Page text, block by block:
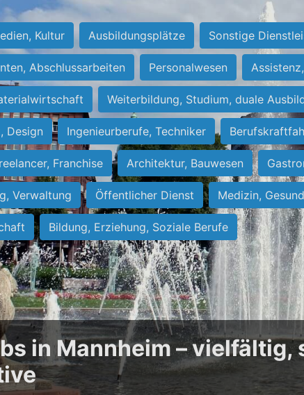
Kultur Ausbildungsplätze Sonstige
Abschlussarbeiten Personalwesen
Weiterbildung, Studium, duale
Design Ingenieurberufe, Techniker
Franchise Architektur, Bauwesen
Verwaltung Öffentlicher Dienst Medizin,
Bildung, Erziehung, Soziale Berufe
in Mannheim – vielfältig,